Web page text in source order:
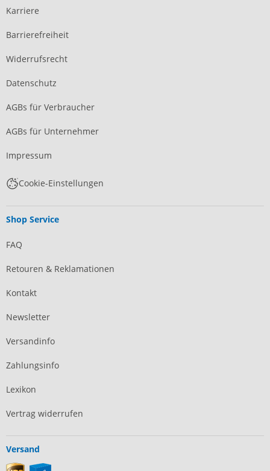
Karriere
Barrierefreiheit
Widerrufsrecht
Datenschutz
AGBs für Verbraucher
AGBs für Unternehmer
Impressum
Cookie-Einstellungen
Shop Service
FAQ
Retouren & Reklamationen
Kontakt
Newsletter
Versandinfo
Zahlungsinfo
Lexikon
Vertrag widerrufen
Versand